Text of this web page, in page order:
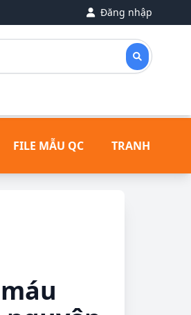
Đăng nhập
FILE MẪU QC TRANH ĐỒNG